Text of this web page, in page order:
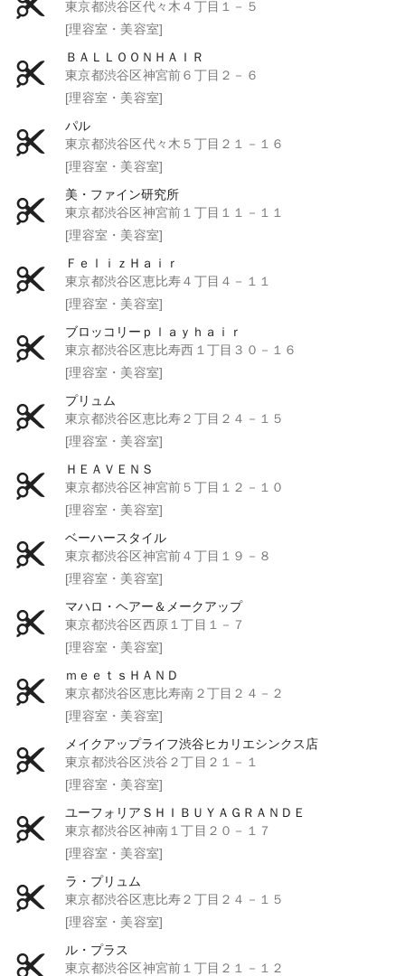
東京都渋谷区代々木４丁目１－５
[理容室・美容室]
ＢＡＬＬＯＯＮＨＡＩＲ
東京都渋谷区神宮前６丁目２－６
[理容室・美容室]
パル
東京都渋谷区代々木５丁目２１－１６
[理容室・美容室]
美・ファイン研究所
東京都渋谷区神宮前１丁目１１－１１
[理容室・美容室]
ＦｅｌｉｚＨａｉｒ
東京都渋谷区恵比寿４丁目４－１１
[理容室・美容室]
ブロッコリーｐｌａｙｈａｉｒ
東京都渋谷区恵比寿西１丁目３０－１６
[理容室・美容室]
プリュム
東京都渋谷区恵比寿２丁目２４－１５
[理容室・美容室]
ＨＥＡＶＥＮＳ
東京都渋谷区神宮前５丁目１２－１０
[理容室・美容室]
ベーハースタイル
東京都渋谷区神宮前４丁目１９－８
[理容室・美容室]
マハロ・ヘアー＆メークアップ
東京都渋谷区西原１丁目１－７
[理容室・美容室]
ｍｅｅｔｓＨＡＮＤ
東京都渋谷区恵比寿南２丁目２４－２
[理容室・美容室]
メイクアップライフ渋谷ヒカリエシンクス店
東京都渋谷区渋谷２丁目２１－１
[理容室・美容室]
ユーフォリアＳＨＩＢＵＹＡＧＲＡＮＤＥ
東京都渋谷区神南１丁目２０－１７
[理容室・美容室]
ラ・プリュム
東京都渋谷区恵比寿２丁目２４－１５
[理容室・美容室]
ル・プラス
東京都渋谷区神宮前１丁目２１－１２